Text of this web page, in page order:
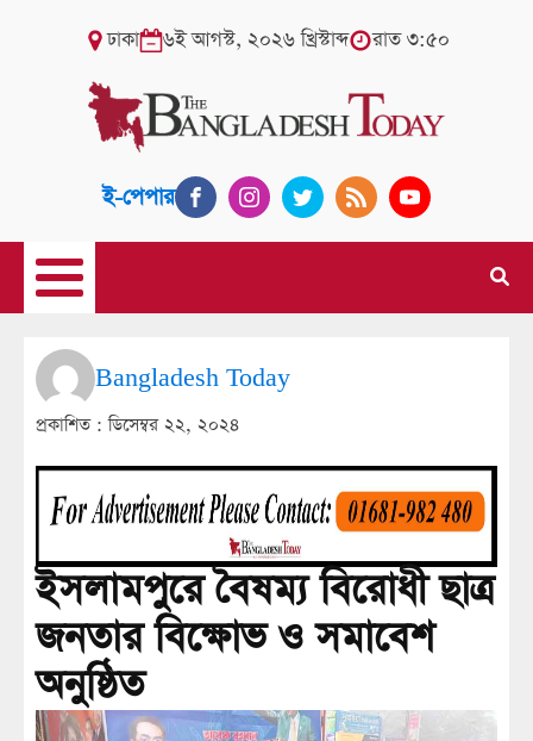
ঢাকা ৬ই আগস্ট, ২০২৬ খ্রিস্টাব্দ রাত ৩:৫০
ই-পেপার
Bangladesh Today
প্রকাশিত :ডিসেম্বর ২২, ২০২৪
ইসলামপুরে বৈষম্য বিরোধী ছাত্র
জনতার বিক্ষোভ ও সমাবেশ
অনুষ্ঠিত